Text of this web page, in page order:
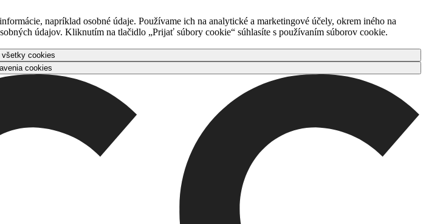
napríklad osobné údaje. Používame ich na analytické a marketingové účely, okrem iného na
údajov. Kliknutím na tlačidlo „Prijať súbory cookie“ súhlasíte s používaním súborov cookie.
všetky cookies
cookies